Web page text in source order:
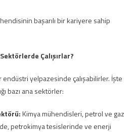
başarılı bir kariyere sahip
Çalışırlar?
yelpazesinde çalışabilirler. İşte
bazı ana sektörler:
Kimya mühendisleri, petrol ve gaz
petrokimya tesislerinde ve enerji